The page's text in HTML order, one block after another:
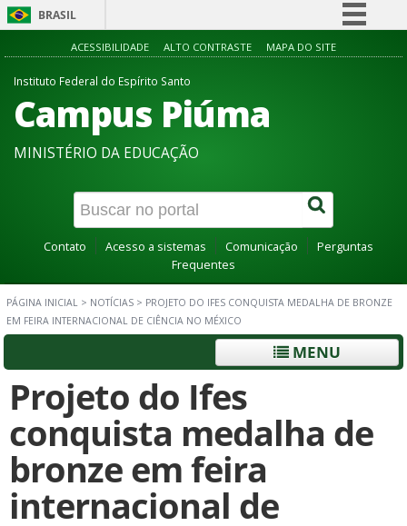
BRASIL
Simplifique!
Acesso à informação
Canais
ACESSIBILIDADE ALTO CONTRASTE MAPA DO SITE
Instituto Federal do Espírito Santo
Campus Piúma
MINISTÉRIO DA EDUCAÇÃO
Contato Acesso a sistemas Comunicação
Perguntas
Frequentes
PÁGINA INICIAL > NOTÍCIAS > PROJETO DO IFES CONQUISTA MEDALHA DE BRONZE
EM FEIRA INTERNACIONAL DE CIÊNCIA NO MÉXICO
MENU
Projeto do Ifes
conquista medalha de
bronze em feira
internacional de